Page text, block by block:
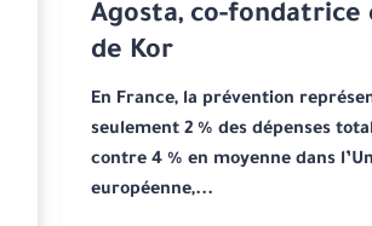
Agosta, co-fondatrice
de Kor
En France, la prévention
seulement 2 % des dépenses
contre 4 % en moyenne dans
européenne,...